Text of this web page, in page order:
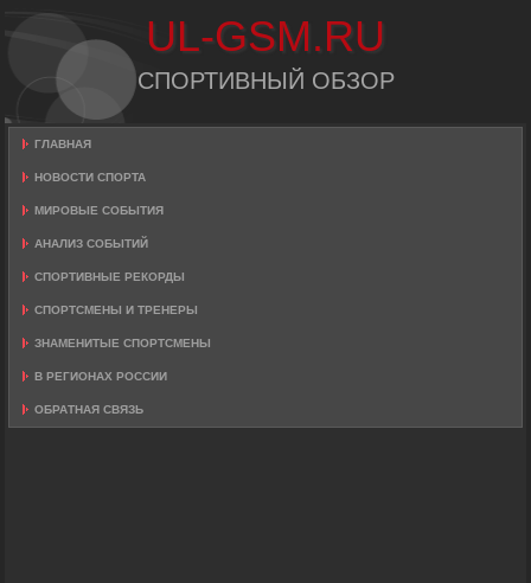
UL-GSM.RU
СПОРТИВНЫЙ ОБЗОР
ГЛАВНАЯ
НОВОСТИ СПОРТА
МИРОВЫЕ СОБЫТИЯ
АНАЛИЗ СОБЫТИЙ
СПОРТИВНЫЕ РЕКОРДЫ
СПОРТСМЕНЫ И ТРЕНЕРЫ
ЗНАМЕНИТЫЕ СПОРТСМЕНЫ
В РЕГИОНАХ РОССИИ
ОБРАТНАЯ СВЯЗЬ